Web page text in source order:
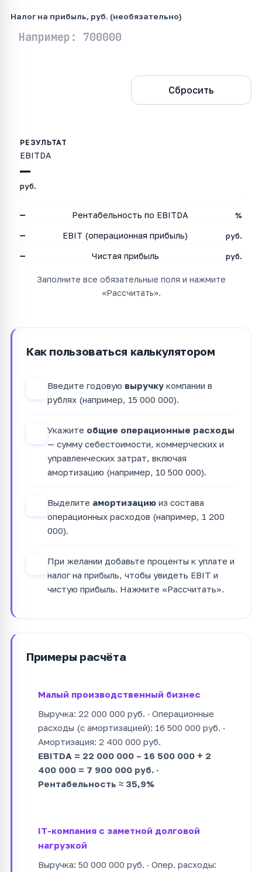
Налог на прибыль, руб. (необязательно)
Сбросить
—
EBITDA
руб.
— Рентабельность по EBITDA %
— EBIT (операционная прибыль) руб.
— Чистая прибыль руб.
Заполните все обязательные поля и нажмите
«Рассчитать».
Как пользоваться калькулятором
Введите годовую выручку компании в
рублях (например, 15 000 000).
Укажите общие операционные расходы
— сумму себестоимости, коммерческих и
управленческих затрат, включая
амортизацию (например, 10 500 000).
Выделите амортизацию из состава
операционных расходов (например, 1 200
000).
При желании добавьте проценты к уплате и
налог на прибыль, чтобы увидеть EBIT и
чистую прибыль. Нажмите «Рассчитать».
Примеры расчёта
Малый производственный бизнес
Выручка: 22 000 000 руб. · Операционные
расходы (с амортизацией): 16 500 000 руб. ·
Амортизация: 2 400 000 руб.
EBITDA = 22 000 000 – 16 500 000 + 2
400 000 = 7 900 000 руб. ·
Рентабельность ≈ 35,9%
IT-компания с заметной долговой
нагрузкой
Выручка: 50 000 000 руб. · Опер. расходы: